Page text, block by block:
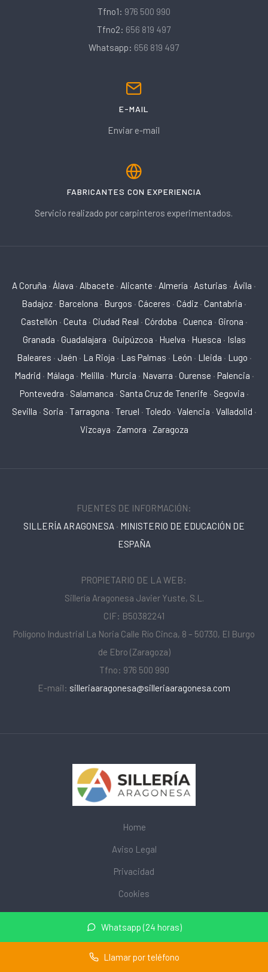
Whatsapp (24 horas)
Llamar por teléfono
Tfno1: 976 500 990
Tfno2: 656 819 497
Whatsapp: 656 819 497
E-MAIL
Enviar e-mail
FABRICANTES CON EXPERIENCIA
Servicio realizado por carpinteros experimentados.
A Coruña · Álava · Albacete · Alicante · Almería · Asturias · Ávila ·
Badajoz · Barcelona · Burgos · Cáceres · Cádiz · Cantabria ·
Castellón · Ceuta · Ciudad Real · Córdoba · Cuenca · Girona ·
Granada · Guadalajara · Guipúzcoa · Huelva · Huesca · Islas
Baleares · Jaén · La Rioja · Las Palmas · León · Lleida · Lugo ·
Madrid · Málaga · Melilla · Murcia · Navarra · Ourense · Palencia ·
Pontevedra · Salamanca · Santa Cruz de Tenerife · Segovia ·
Sevilla · Soria · Tarragona · Teruel · Toledo · Valencia · Valladolid ·
Vizcaya · Zamora · Zaragoza
FUENTES DE INFORMACIÓN:
SILLERÍA ARAGONESA · MINISTERIO DE EDUCACIÓN DE
ESPAÑA
PROPIETARIO DE LA WEB:
Sillería Aragonesa Javier Yuste, S.L.
CIF: B50382241
Polígono Industrial La Noria Calle Río Cinca, 8 – 50730, El Burgo
de Ebro (Zaragoza)
Tfno: 976 500 990
E-mail: silleriaaragonesa@silleriaaragonesa.com
Home
Aviso Legal
Privacidad
Cookies
© 2026 mobiliarioescolar.site · Web de mobiliario escolar cerca